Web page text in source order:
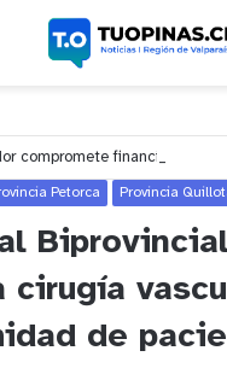
Petorca Provincia
cirugía
de